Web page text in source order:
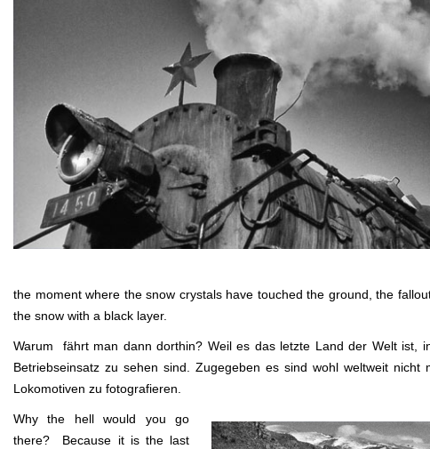
the moment where the snow crystals have touched the ground, the
the snow with a black layer.
Warum fährt man dann dorthin? Weil es das letzte Land der Welt ist,
Betriebseinsatz zu sehen sind. Zugegeben es sind wohl weltweit
Lokomotiven zu fotografieren.
Why the hell would you go
there? Because it is the last